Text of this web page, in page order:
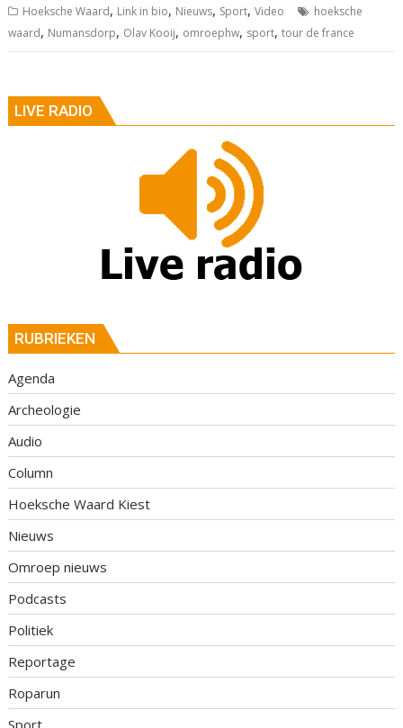
Hoeksche Waard, Link in bio, Nieuws, Sport,Video
hoeksche
waard, Numansdorp, Olav Kooij, omroephw, sport,tour de france
LIVE RADIO
RUBRIEKEN
Agenda
Archeologie
Audio
Column
Hoeksche Waard Kiest
Nieuws
Omroep nieuws
Podcasts
Politiek
Reportage
Roparun